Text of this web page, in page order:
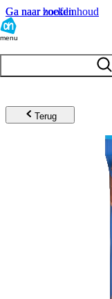
Ga naar hoofdinhoud
Ga naar zoeken
menu
Terug